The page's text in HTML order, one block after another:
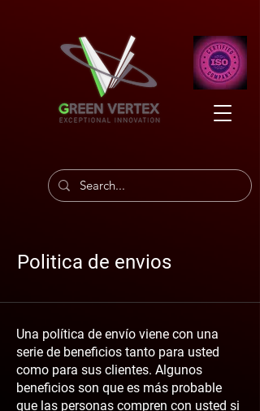
Politica de envios
Una política de envío viene con una
serie de beneficios tanto para usted
como para sus clientes. Algunos
beneficios son que es más probable
que las personas compren con usted si